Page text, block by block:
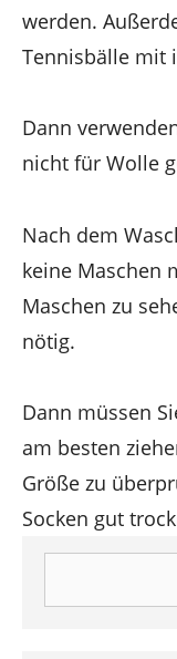
werden.
Tennisbälle mit
Dann
nicht für Wolle
Nach dem
keine Maschen
Maschen zu
nötig.
Dann müssen
am besten
Größe zu
Socken gut